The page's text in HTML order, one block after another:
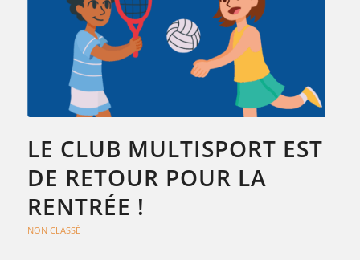
LE CLUB MULTISPORT EST
DE RETOUR POUR LA
RENTRÉE !
NON CLASSÉ